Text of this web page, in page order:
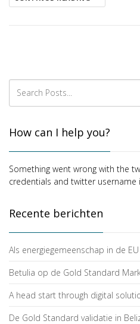
How can I help you?
Something went wrong with the
credentials and twitter
Recente berichten
Als energiegemeenschap in de
Betulia op de Gold Standard
A head start through digital
De Gold Standard validatie in